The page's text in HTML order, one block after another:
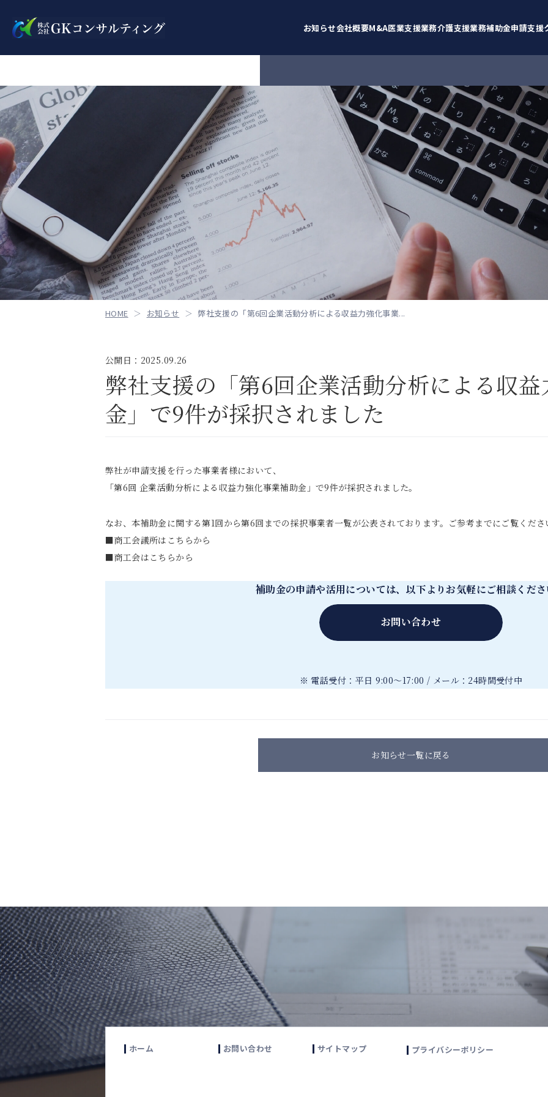
お知らせ
重要
補助金情報
医業支援案件
その他
会社概要M&A医業支援業務介護支援業務補助金申請支援
HOME お知らせ 弊社支援の「第6回企業活動分析による収益力強化事業...
公開日：2025.09.26
弊社支援の「第6回企業活動分析による収
金」で9件が採択されました
弊社が申請支援を行った事業者様において、
「第6回 企業活動分析による収益力強化事業補助金」で9件が採択されました。
なお、本補助金に関する第1回から第6回までの採択事業者一覧が公表されております。ご参考までにご覧くださ
■商工会議所はこちらから
■商工会はこちらから
補助金の申請や活用については、以下よりお気軽にご相談くだ
お問い合わせ
※ 電話受付：平日 9:00～17:00 / メール：24時間受付中
お知らせ一覧に戻る
ホーム お問い合わせ サイトマップ プライバシーポリシー